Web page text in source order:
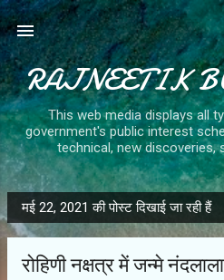
सीधे मुख्य
RAJNEETIK
This web media displays all
government's public interest
technical, new discoveries,
सं
दे
मई 22, 2021 की पोस्ट दिखाई जा रही हैं
रोहिणी नक्षत्र में जन्मे